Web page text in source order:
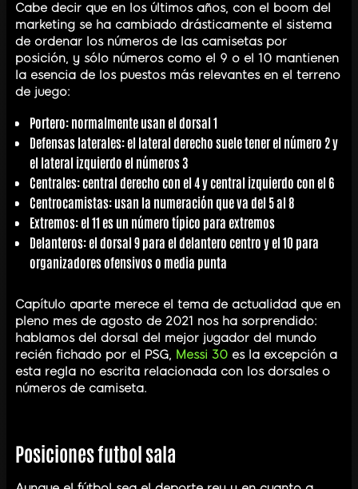
Cabe decir que en los últimos años, con el boom del
marketing se ha cambiado drásticamente el sistema
de ordenar los números de las camisetas por
posición, y sólo números como el 9 o el 10 mantienen
la esencia de los puestos más relevantes en el terreno
de juego:
Portero: normalmente usan el dorsal 1
Defensas laterales: el lateral derecho suele tener el número 2 y
el lateral izquierdo el números 3
Centrales: central derecho con el 4 y central izquierdo con el 6
Centrocamistas: usan la numeración que va del 5 al 8
Extremos: el 11 es un número típico para extremos
Delanteros: el dorsal 9 para el delantero centro y el 10 para
organizadores ofensivos o media punta
Capítulo aparte merece el tema de actualidad que en
pleno mes de agosto de 2021 nos ha sorprendido:
hablamos del dorsal del mejor jugador del mundo
recién fichado por el PSG, Messi 30 es la excepción a
esta regla no escrita relacionada con los dorsales o
números de camiseta.
Posiciones futbol sala